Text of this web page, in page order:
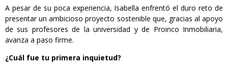
A pesar de su poca experiencia, Isabella enfrentó el duro reto de
presentar un ambicioso proyecto sostenible que, gracias al apoyo
de sus profesores de la universidad y de Proinco Inmobiliaria,
avanza a paso firme.
¿Cuál fue tu primera inquietud?